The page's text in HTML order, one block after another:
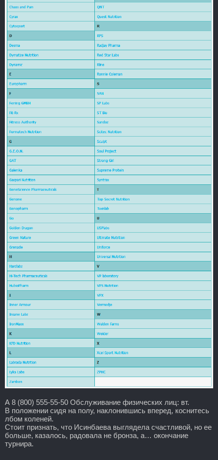
А 8 (800) 555-55-50 Обслуживание физических лиц: вт.
В положении сидя на полу, наклонившись вперед, коснитесь
лбом коленей.
Стоит признать, что Исинбаева выглядела счастливой, но ее
больше, казалось, радовала не бронза, а… окончание
турнира.